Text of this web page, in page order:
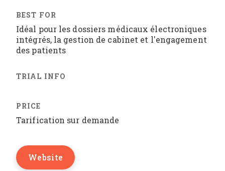
Idéal pour les dossiers médicaux électroniques
intégrés, la gestion de cabinet et l'engagement
des patients
Tarification sur demande
Website